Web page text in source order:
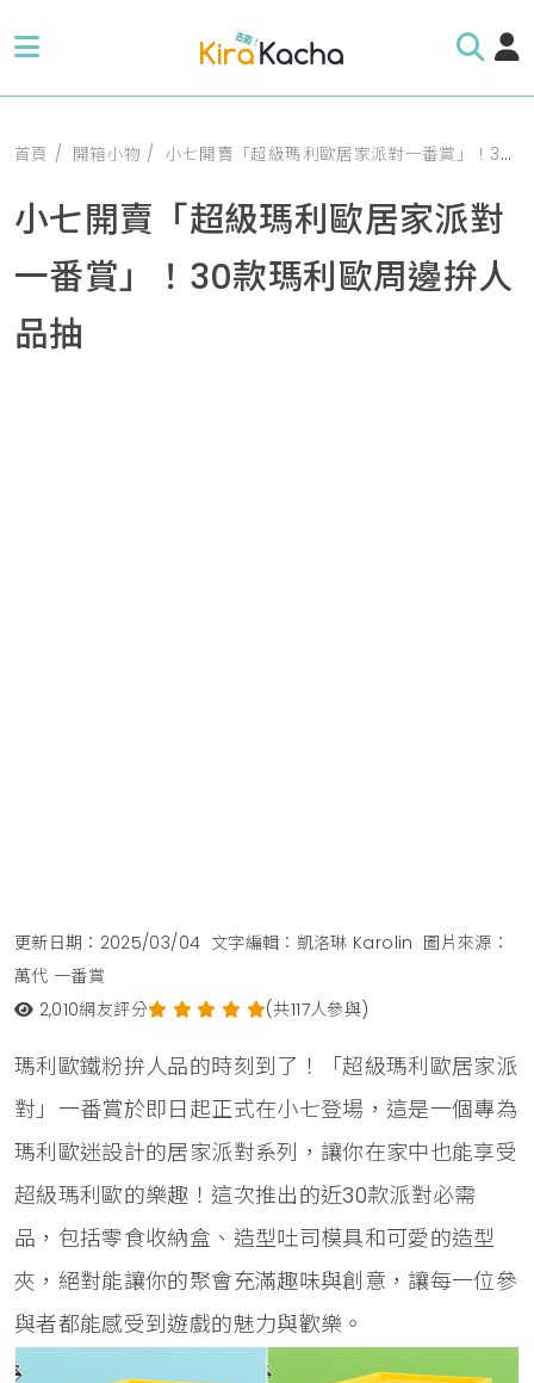
首頁 開箱小物 小七開賣「超級瑪利歐居家派對一番賞」！30款瑪利歐周邊拚人品抽
小七開賣「超級瑪利歐居家派對
一番賞」！30款瑪利歐周邊拚人
品抽
更新日期：2025/03/04 文字編輯：凱洛琳 Karolin 圖片來源：
萬代 一番賞
2,010網友評分 (共117人參與)
瑪利歐鐵粉拚人品的時刻到了！「超級瑪利歐居家派
對」一番賞於即日起正式在小七登場，這是一個專為
瑪利歐迷設計的居家派對系列，讓你在家中也能享受
超級瑪利歐的樂趣！這次推出的近30款派對必需
品，包括零食收納盒、造型吐司模具和可愛的造型
夾，絕對能讓你的聚會充滿趣味與創意，讓每一位參
與者都能感受到遊戲的魅力與歡樂。